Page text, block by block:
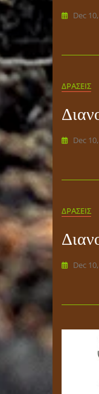
Dec
ΔΡΑΣΕΙΣ
Dec
ΔΡΑΣΕΙΣ
Dec